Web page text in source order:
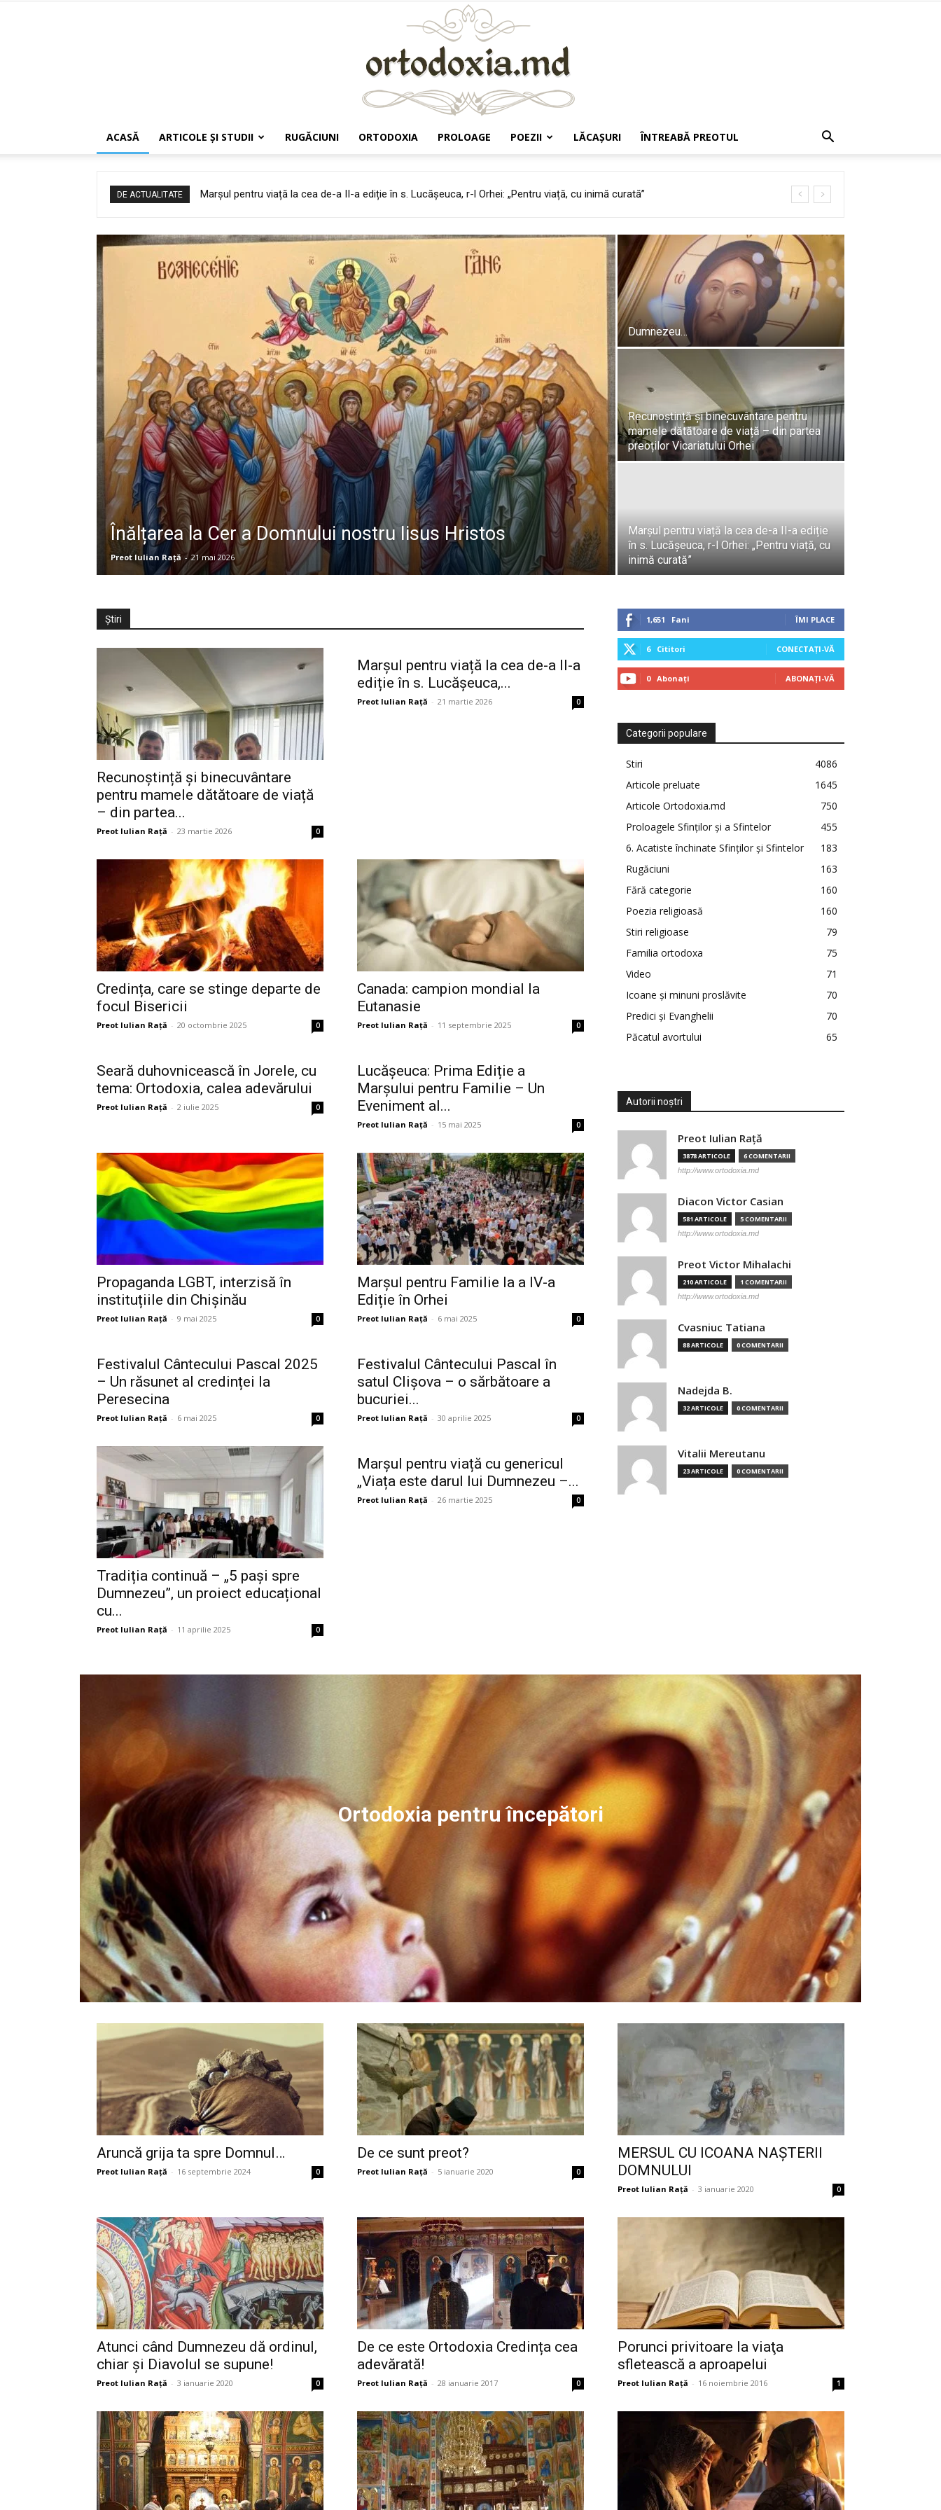
ACASĂ ARTICOLE ŞI STUDII RUGĂCIUNI ORTODOXIA PROLOAGE POEZII LĂCAŞURI ÎNTREABĂ PREOTUL
DE ACTUALITATE Credința, care se stinge departe de focul Bisericii
Înălțarea la Cer a Domnului nostru Iisus Hristos
Preot Iulian Raţă - 21 mai 2026
Dumnezeu…
Recunoștință și binecuvântare pentru
mamele dătătoare de viață – din partea
preoților Vicariatului Orhei
Marșul pentru viață la cea de-a II-a ediție
în s. Lucășeuca, r-l Orhei: „Pentru viață, cu
inimă curată”
Știri
Recunoștință și binecuvântare
pentru mamele dătătoare de viață
– din partea...
Preot Iulian Raţă - 23 martie 2026 0
Marșul pentru viață la cea de-a II-a
ediție în s. Lucășeuca,...
Preot Iulian Raţă - 21 martie 2026 0
Credința, care se stinge departe de
focul Bisericii
Preot Iulian Raţă - 20 octombrie 2025 0
Canada: campion mondial la
Eutanasie
Preot Iulian Raţă - 11 septembrie 2025 0
Seară duhovnicească în Jorele, cu
tema: Ortodoxia, calea adevărului
Preot Iulian Raţă - 2 iulie 2025 0
Lucășeuca: Prima Ediție a
Marșului pentru Familie – Un
Eveniment al...
Preot Iulian Raţă - 15 mai 2025 0
Propaganda LGBT, interzisă în
instituțiile din Chișinău
Preot Iulian Raţă - 9 mai 2025 0
Marșul pentru Familie la a IV-a
Ediție în Orhei
Preot Iulian Raţă - 6 mai 2025 0
Festivalul Cântecului Pascal 2025
– Un răsunet al credinței la
Peresecina
Preot Iulian Raţă - 6 mai 2025 0
Festivalul Cântecului Pascal în
satul Clișova – o sărbătoare a
bucuriei...
Preot Iulian Raţă - 30 aprilie 2025 0
Tradiția continuă – „5 pași spre
Dumnezeu”, un proiect educațional
cu...
Preot Iulian Raţă - 11 aprilie 2025 0
Marșul pentru viață cu genericul
„Viața este darul lui Dumnezeu –...
Preot Iulian Raţă - 26 martie 2025 0
1,651 Fani ÎMI PLACE
6 Cititori CONECTAȚI-VĂ
0 Abonați ABONAȚI-VĂ
Categorii populare
Stiri
4086
Articole preluate
1645
Articole Ortodoxia.md
750
Proloagele Sfinților și a Sfintelor
455
6. Acatiste închinate Sfinților și Sfintelor
183
Rugăciuni
163
Fără categorie
160
Poezia religioasă
160
Stiri religioase
79
Familia ortodoxa
75
Video
71
Icoane și minuni proslăvite
70
Predici şi Evanghelii
70
Păcatul avortului
65
Autorii noștri
Preot Iulian Raţă
3878 ARTICOLE 6 COMENTARII
http://www.ortodoxia.md
Diacon Victor Casian
581 ARTICOLE 5 COMENTARII
http://www.ortodoxia.md
Preot Victor Mihalachi
210 ARTICOLE 1 COMENTARII
http://www.ortodoxia.md
Cvasniuc Tatiana
88 ARTICOLE 0 COMENTARII
Nadejda B.
32 ARTICOLE 0 COMENTARII
Vitalii Mereutanu
23 ARTICOLE 0 COMENTARII
Ortodoxia pentru începători
Aruncă grija ta spre Domnul…
Preot Iulian Raţă - 16 septembrie 2024 0
De ce sunt preot?
Preot Iulian Raţă - 5 ianuarie 2020 0
MERSUL CU ICOANA NAȘTERII
DOMNULUI
Preot Iulian Raţă - 3 ianuarie 2020 0
Atunci când Dumnezeu dă ordinul,
chiar și Diavolul se supune!
Preot Iulian Raţă - 3 ianuarie 2020 0
De ce este Ortodoxia Credința cea
adevărată!
Preot Iulian Raţă - 28 ianuarie 2017 0
Porunci privitoare la viaţa
sfletească a aproapelui
Preot Iulian Raţă - 16 noiembrie 2016 1